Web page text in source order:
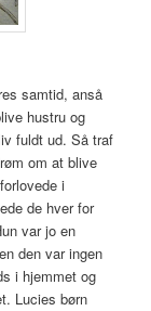
samtid, anså
hustru og
fuldt ud. Så traf
om at blive
i
de hver for
var jo en
den var ingen
i hjemmet og
Lucies børn